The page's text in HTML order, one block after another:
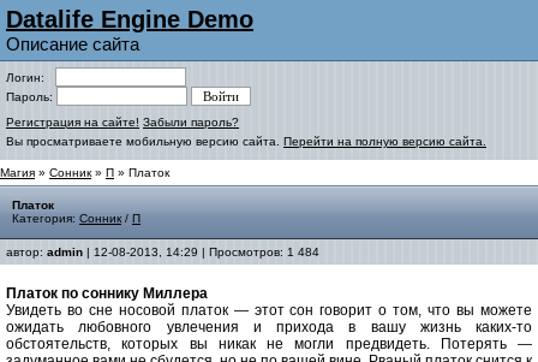
Datalife Engine Demo
Описание сайта
Логин:
Пароль:
Регистрация на сайте! Забыли пароль?
Вы просматриваете мобильную версию сайта. Перейти на полную версию сайта.
Магия » Сонник » П » Платок
Платок
Категория: Сонник / П
автор: admin | 12-08-2013, 14:29 | Просмотров: 1 484
Платок по соннику Миллера
Увидеть во сне носовой платок — этот сон говорит о том, что вы можете
ожидать любовного увлечения и прихода в вашу жизнь каких-то
обстоятельств, которых вы никак не могли предвидеть. Потерять —